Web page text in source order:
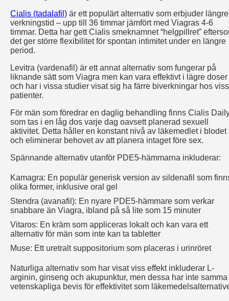
Cialis (tadalafil) är ett populärt alternativ som erbjuder längre
verkningstid – upp till 36 timmar jämfört med Viagras 4-6
timmar. Detta har gett Cialis smeknamnet “helgpillret”
det ger större flexibilitet för spontan intimitet under en längre
period.
Levitra (vardenafil) är ett annat alternativ som fungerar på
liknande sätt som Viagra men kan vara effektivt i lägre doser
och har i vissa studier visat sig ha färre biverkningar hos
patienter.
För män som föredrar en daglig behandling finns Cialis
som tas i en låg dos varje dag oavsett planerad sexuell
aktivitet. Detta håller en konstant nivå av läkemedlet i blodet
och eliminerar behovet av att planera intaget före sex.
Spännande alternativ utanför PDE5-hämmarna inkluderar:
Kamagra: En populär generisk version av sildenafil som
olika former, inklusive oral gel
Stendra (avanafil): En nyare PDE5-hämmare som verkar
snabbare än Viagra, ibland på så lite som 15 minuter
Vitaros: En kräm som appliceras lokalt och kan vara ett
alternativ för män som inte kan ta tabletter
Muse: Ett uretralt suppositorium som placeras i urinröret
Naturliga alternativ som har visat viss effekt inkluderar L-
arginin, ginseng och akupunktur, men dessa har inte samma
vetenskapliga bevis för effektivitet som